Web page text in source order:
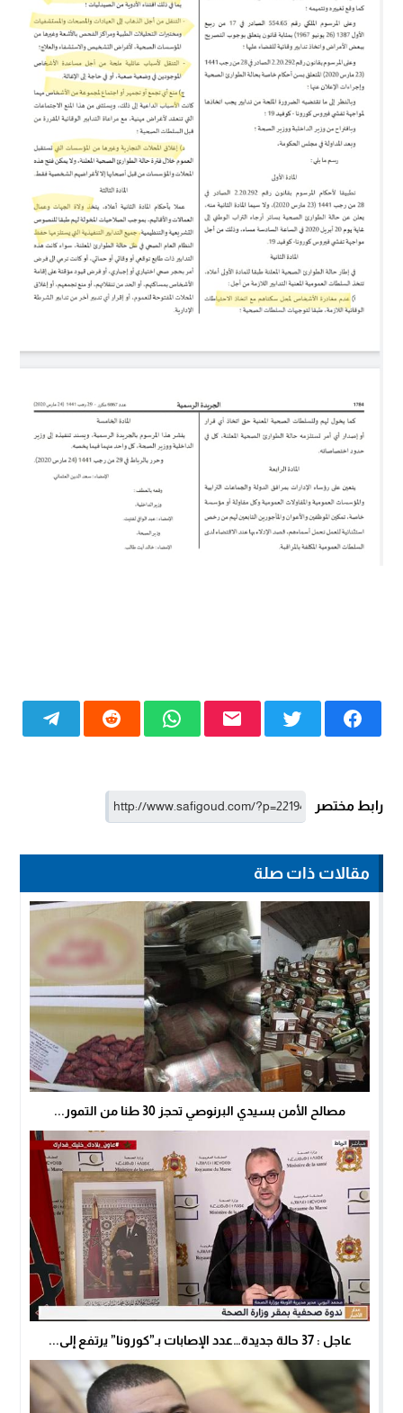
رابط مختصر
مقالات ذات صلة
مصالح الأمن بسيدي البرنوصي تحجز 30 طنا من التمور...
عاجل : 37 حالة جديدة…عدد الإصابات بـ”كورونا” يرتفع إلى...